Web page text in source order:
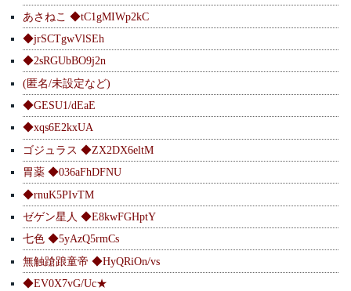
あさねこ ◆tC1gMIWp2kC
◆jrSCTgwVlSEh
◆2sRGUbBO9j2n
(匿名/未設定など)
◆GESU1/dEaE
◆xqs6E2kxUA
ゴジュラス ◆ZX2DX6eltM
胃薬 ◆036aFhDFNU
◆rnuK5PIvTM
ゼゲン星人 ◆E8kwFGHptY
七色 ◆5yAzQ5rmCs
無触蹌踉童帝 ◆HyQRiOn/vs
◆EV0X7vG/Uc★